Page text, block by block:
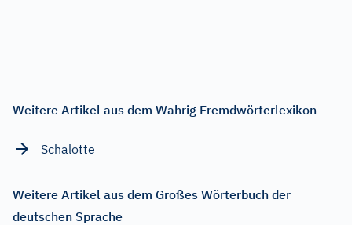
Weitere Artikel aus dem Wahrig Fremdwörterlexikon
Schalotte
Weitere Artikel aus dem Großes Wörterbuch der
deutschen Sprache